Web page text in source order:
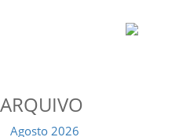
ARQUIVO
Agosto 2026